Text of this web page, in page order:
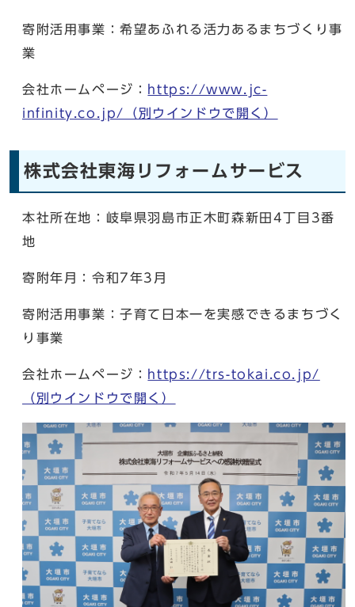
寄附活用事業：希望あふれる活力あるまちづくり事
業
会社ホームページ： https://www.jc-
infinity.co.jp/
（別ウインドウで開く）
株式会社東海リフォームサービス
本社所在地：岐阜県羽島市正木町森新田4丁目3番
地
寄附年月：令和7年3月
寄附活用事業：子育て日本一を実感できるまちづく
り事業
会社ホームページ： https://trs-tokai.co.jp/
（別ウインドウで開く）